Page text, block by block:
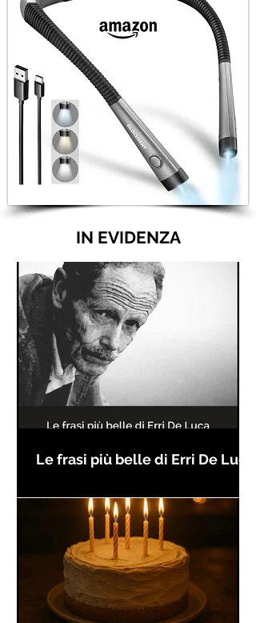
IN EVIDENZA
Le frasi più belle di Erri De Luca